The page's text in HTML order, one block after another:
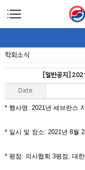
학회소식
[일반공지]
Date
* 행사명: 2021년 세브란스
* 일시 및 장소: 2021년 8월
* 평점: 의사협회 3평점, 대